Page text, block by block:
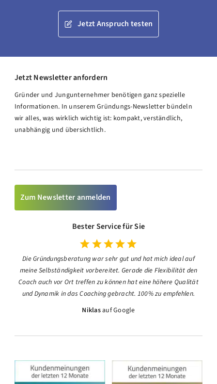
Jetzt Anspruch testen
Jetzt Newsletter anfordern
Gründer und Jungunternehmer benötigen ganz spezielle
Informationen. In unserem Gründungs-Newsletter bündeln
wir alles, was wirklich wichtig ist: kompakt, verständlich,
unabhängig und übersichtlich.
Zum Newsletter anmelden
Bester Service für Sie
Die Gründungsberatung war sehr gut und hat mich ideal auf
meine Selbständigkeit vorbereitet. Gerade die Flexibilität den
Coach auch vor Ort treffen zu können hat eine höhere Qualität
und Dynamik in das Coaching gebracht. 100% zu empfehlen.
Niklasauf Google